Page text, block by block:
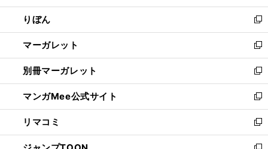
開
く
ウ
で
開
く
ン
ド
ウ
で
開
く
ウ
ィ
ン
ド
ウ
で
開
く
りぼん
新
し
い
ウ
ィ
ン
ド
ウ
で
開
マーガレット
新
し
い
ウ
ィ
ン
ド
ウ
別冊マーガレット
新
し
い
ウ
ィ
ン
マンガMee公式サイト
新
し
い
ウ
リマコミ
新
し